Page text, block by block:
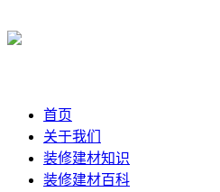
首页
关于我们
装修建材知识
装修建材百科